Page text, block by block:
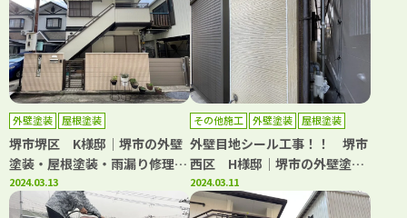
外壁塗装 屋根塗装
堺市堺区 K様邸│堺市の外壁
塗装・屋根塗装・雨漏り修理専
門店 千成工務店
2024.03.13
その他施工 外壁塗装
屋根塗装
防水工事
外壁目地シール工事！！ 堺市
西区 H様邸│堺市の外壁塗
装・屋根塗装・雨漏り修理専門
店 千成工務店
2024.03.11